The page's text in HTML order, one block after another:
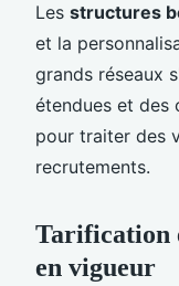
Les structures
et la
grands réseaux
étendues et des
pour traiter des
recrutements.
Tarification
en vigueur